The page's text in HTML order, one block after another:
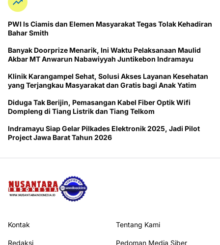
PWI ls Ciamis dan Elemen Masyarakat Tegas Tolak Kehadiran
Bahar Smith
Banyak Doorprize Menarik, Ini Waktu Pelaksanaan Maulid
Akbar MT Anwarun Nabawiyyah Juntikebon Indramayu
Klinik Karangampel Sehat, Solusi Akses Layanan Kesehatan
yang Terjangkau Masyarakat dan Gratis bagi Anak Yatim
Diduga Tak Berijin, Pemasangan Kabel Fiber Optik Wifi
Dompleng di Tiang Listrik dan Tiang Telkom
Indramayu Siap Gelar Pilkades Elektronik 2025, Jadi Pilot
Project Jawa Barat Tahun 2026
Kontak Tentang Kami
Redaksi Pedoman Media Siber